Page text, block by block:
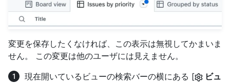
変更を保存したくなければ、この表示は無視してかまいま
せん。 この変更は他のユーザには見えません。
現在開いているビューの検索バーの横にある [
ビュ